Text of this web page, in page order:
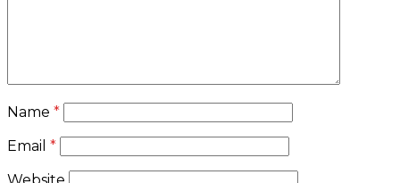
Name *
Email *